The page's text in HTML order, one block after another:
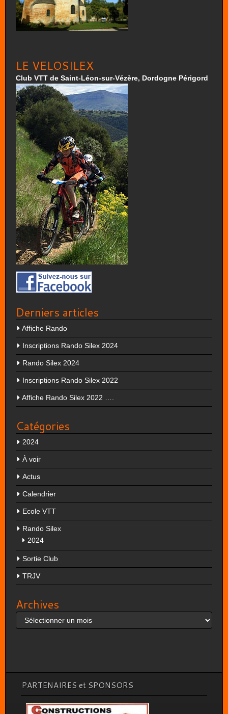
LE VELOSILEX
Club VTT de Saint-Léon-sur-Vézère, Dordogne Périgord
Derniers articles
Affiche Rando
Inscriptions Rando Silex 2024
Rando Silex 2024
Inscriptions Rando Silex 2022
Affiche Rando Silex 2022 ….
Catégories
2024
À voir
Actus
Calendrier
Ecole VTT
Rando Silex
2024
Sortie Club
TRJV
Archives
Archives
PARTENAIRES et SPONSORS